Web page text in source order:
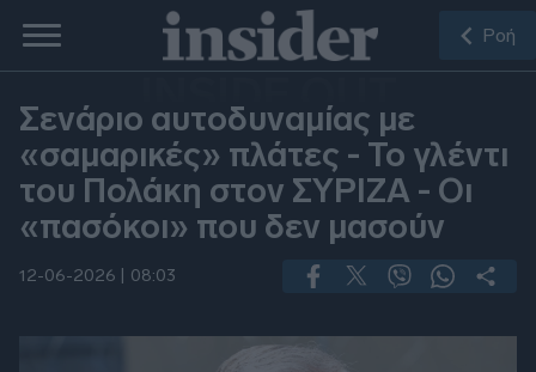
Ροή
INSIDE OUT
Σενάριο αυτοδυναμίας με
«σαμαρικές» πλάτες - Το γλέντι
του Πολάκη στον ΣΥΡΙΖΑ - Οι
«πασόκοι» που δεν μασούν
12-06-2026 | 08:03